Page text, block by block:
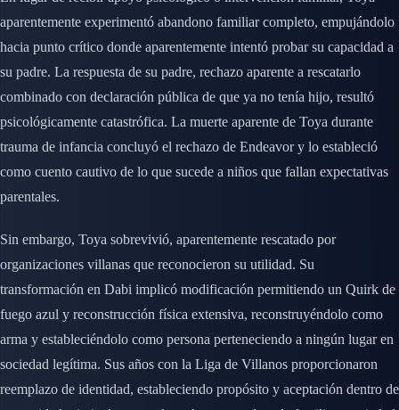
aparentemente experimentó abandono familiar completo, empujándolo
hacia punto crítico donde aparentemente intentó probar su capacidad a
su padre. La respuesta de su padre, rechazo aparente a rescatarlo
combinado con declaración pública de que ya no tenía hijo, resultó
psicológicamente catastrófica. La muerte aparente de Toya durante
trauma de infancia concluyó el rechazo de Endeavor y lo estableció
como cuento cautivo de lo que sucede a niños que fallan expectativas
parentales.
Sin embargo, Toya sobrevivió, aparentemente rescatado por
organizaciones villanas que reconocieron su utilidad. Su
transformación en Dabi implicó modificación permitiendo un Quirk de
fuego azul y reconstrucción física extensiva, reconstruyéndolo como
arma y estableciéndolo como persona perteneciendo a ningún lugar en
sociedad legítima. Sus años con la Liga de Villanos proporcionaron
reemplazo de identidad, estableciendo propósito y aceptación dentro de